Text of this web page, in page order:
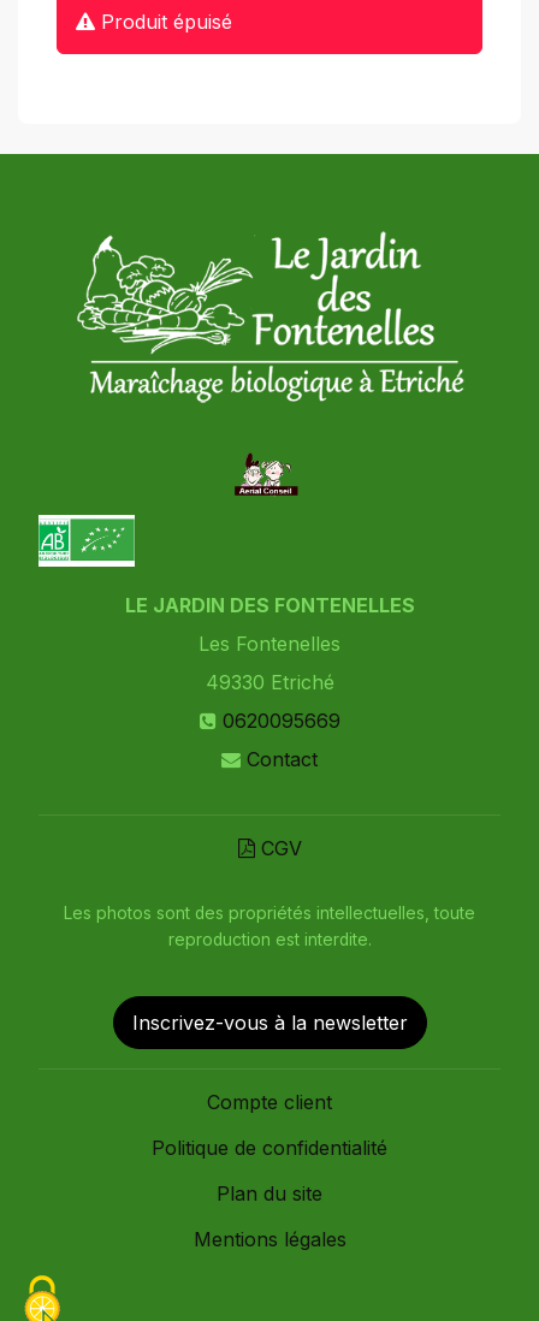
Produit épuisé
LE JARDIN DES FONTENELLES
Les Fontenelles
49330 Etriché
0620095669
Contact
CGV
Les photos sont des propriétés intellectuelles, toute
reproduction est interdite.
Inscrivez-vous à la newsletter
Compte client
Politique de confidentialité
Plan du site
Mentions légales